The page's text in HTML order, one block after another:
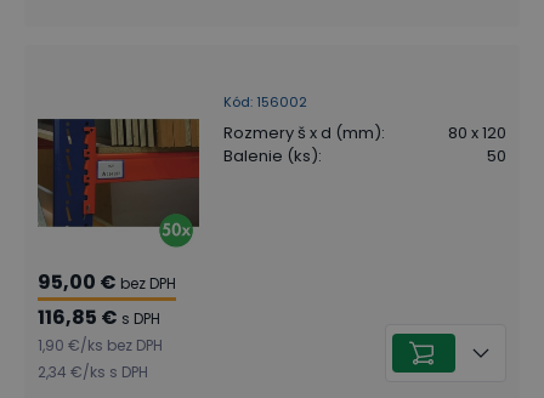
Kód: 156002
Rozmery š x d (mm):
80 x 120
Balenie (ks): 50
95,00 € bez DPH
116,85 € s DPH
1,90 €/ks bez DPH
2,34 €/ks s DPH